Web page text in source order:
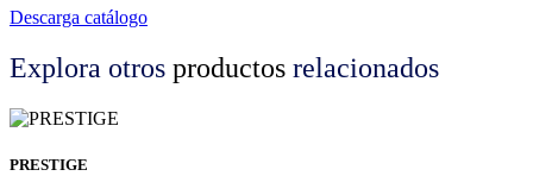
Descarga catálogo
Explora otros productos relacionados
PRESTIGE